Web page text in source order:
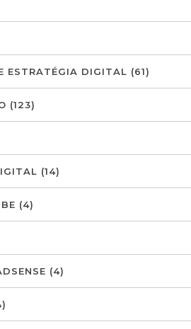
ESTRATÉGIA DIGITAL (61)
(123)
(14)
(4)
(4)